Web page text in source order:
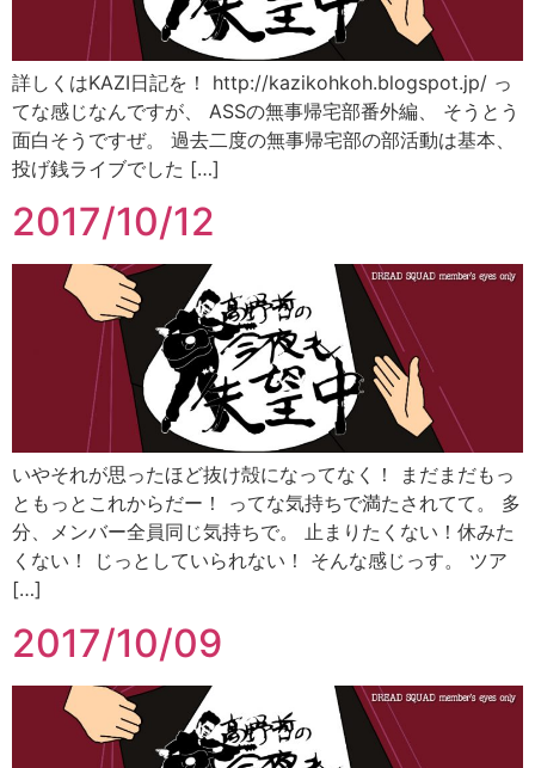
詳しくはKAZI日記を！ http://kazikohkoh.blogspot.jp/ っ
てな感じなんですが、 ASSの無事帰宅部番外編、 そうとう
面白そうですぜ。 過去二度の無事帰宅部の部活動は基本、
投げ銭ライブでした […]
2017/10/12
いやそれが思ったほど抜け殻になってなく！ まだまだもっ
ともっとこれからだー！ ってな気持ちで満たされてて。 多
分、メンバー全員同じ気持ちで。 止まりたくない！休みた
くない！ じっとしていられない！ そんな感じっす。 ツア
[…]
2017/10/09